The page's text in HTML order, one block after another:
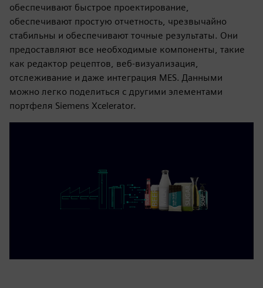
обеспечивают быстрое проектирование,
обеспечивают простую отчетность, чрезвычайно
стабильны и обеспечивают точные результаты. Они
предоставляют все необходимые компоненты, такие
как редактор рецептов, веб-визуализация,
отслеживание и даже интеграция MES. Данными
можно легко поделиться с другими элементами
портфеля Siemens Xcelerator.